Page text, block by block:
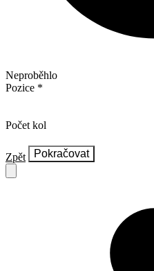
Neproběhlo
Pozice
Počet kol
Zpět Pokračovat